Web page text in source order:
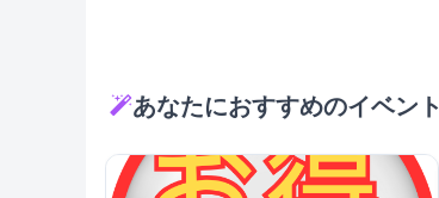
あなたにおすすめのイベント